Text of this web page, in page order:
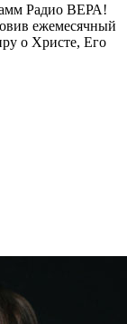
Радио ВЕРА!
ежемесячный
о Христе, Его